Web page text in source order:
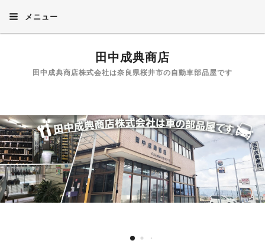
メニュー
田中成典商店
田中成典商店株式会社は奈良県桜井市の自動車部品屋です